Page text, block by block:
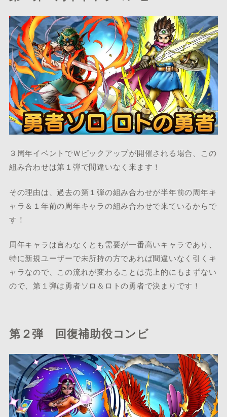
３周年イベントでＷピックアップが開催される場合、この
組み合わせは第１弾で間違いなく来ます！
その理由は、過去の第１弾の組み合わせが半年前の周年キ
ャラ＆１年前の周年キャラの組み合わせで来ているからで
す！
周年キャラは言わなくとも需要が一番高いキャラであり、
特に新規ユーザーで未所持の方であれば間違いなく引くキ
ャラなので、この流れが変わることは売上的にもまずない
ので、第１弾は勇者ソロ＆ロトの勇者で決まりです！
第２弾 回復補助役コンビ